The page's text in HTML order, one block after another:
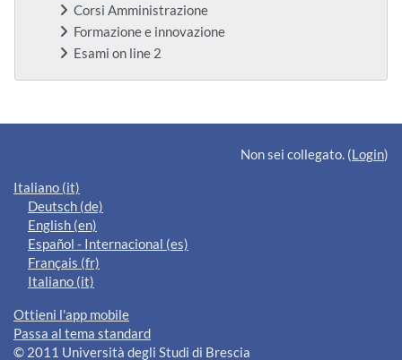
Corsi Amministrazione
Formazione e innovazione
Esami on line 2
Blocchi supplementari
Non sei collegato. (Login)
Italiano ‎(it)‎
Deutsch ‎(de)‎
English ‎(en)‎
Español - Internacional ‎(es)‎
Français ‎(fr)‎
Italiano ‎(it)‎
Ottieni l'app mobile
Passa al tema standard
© 2011 Università degli Studi di Brescia